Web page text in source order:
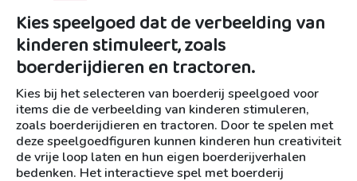
Kies speelgoed dat de verbeelding van
kinderen stimuleert, zoals
boerderijdieren en tractoren.
Kies bij het selecteren van boerderij speelgoed voor
items die de verbeelding van kinderen stimuleren,
zoals boerderijdieren en tractoren. Door te spelen met
deze speelgoedfiguren kunnen kinderen hun creativiteit
de vrije loop laten en hun eigen boerderijverhalen
bedenken. Het interactieve spel met boerderij